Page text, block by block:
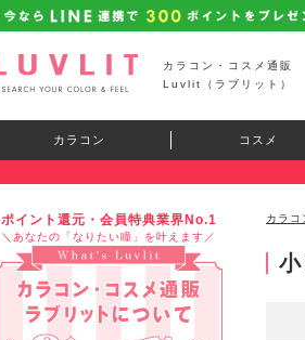
カラコン・コスメ通販
Luvlit（ラブリット）
カラコン コスメ
ポイント還元・会員特典業界No.1
＼あなたの「なりたい瞳」を叶えます／
カラコ